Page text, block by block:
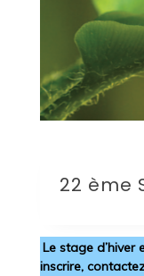
22 ème
Le stage d’hiver
inscrire,